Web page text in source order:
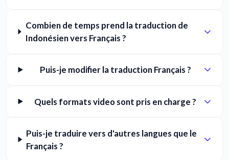
Combien de temps prend la traduction de
Indonésien vers Français ?
Puis-je modifier la traduction Français ?
Quels formats video sont pris en charge ?
Puis-je traduire vers d'autres langues que le
Français ?